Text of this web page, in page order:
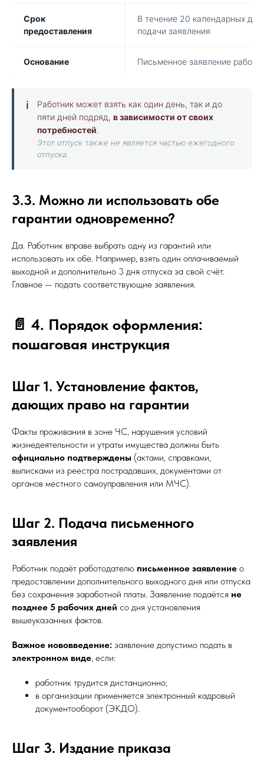
Срок
предоставления
В течение 20 календарных
подачи заявления
Основание Письменное заявление
ℹ️
Работник может взять как один день, так и до
пяти дней подряд, в зависимости от своих
потребностей.
Этот отпуск также не является частью ежегодного
отпуска.
3.3. Можно ли использовать обе
гарантии одновременно?
Да. Работник вправе выбрать одну из гарантий или
использовать их обе. Например, взять один оплачиваемый
выходной и дополнительно 3 дня отпуска за свой счёт.
Главное — подать соответствующие заявления.
📄 4. Порядок оформления:
пошаговая инструкция
Шаг 1. Установление фактов,
дающих право на гарантии
Факты проживания в зоне ЧС, нарушения условий
жизнедеятельности и утраты имущества должны быть
официально подтверждены (актами, справками,
выписками из реестра пострадавших, документами от
органов местного самоуправления или МЧС).
Шаг 2. Подача письменного
заявления
Работник подаёт работодателю письменное заявление о
предоставлении дополнительного выходного дня или отпуска
без сохранения заработной платы. Заявление подаётся не
позднее 5 рабочих дней со дня установления
вышеуказанных фактов.
Важное нововведение: заявление допустимо подать в
электронном виде , если:
работник трудится дистанционно;
в организации применяется электронный кадровый
документооборот (ЭКДО).
Шаг 3. Издание приказа